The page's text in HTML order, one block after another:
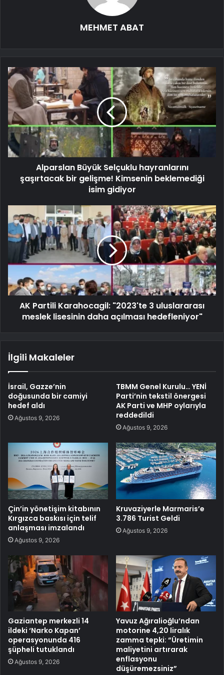
MEHMET ABAT
Alparslan Büyük Selçuklu hayranlarını
şaşırtacak bir gelişme! Kimsenin beklemediği
isim gidiyor
AK Partili Karahocagil: "2023'te 3 uluslararası
meslek lisesinin daha açılması hedefleniyor"
İlgili Makaleler
İsrail, Gazze’nin
doğusunda bir camiyi
hedef aldı
Ağustos 9, 2026
TBMM Genel Kurulu… YENİ
Parti’nin tekstil önergesi
AK Parti ve MHP oylarıyla
reddedildi
Ağustos 9, 2026
Çin’in yönetişim kitabının
Kırgızca baskısı için telif
anlaşması imzalandı
Ağustos 9, 2026
Kruvaziyerle Marmaris’e
3.786 Turist Geldi
Ağustos 9, 2026
Gaziantep merkezli 14
ildeki ‘Narko Kapan’
operasyonunda 416
şüpheli tutuklandı
Ağustos 9, 2026
Yavuz Ağıralioğlu’ndan
motorine 4,20 liralık
zamma tepki: “Üretimin
maliyetini artırarak
enflasyonu
düşüremezsiniz”